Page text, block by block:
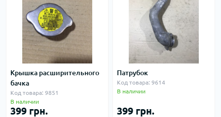
Крышка расширительного
бачка
Код товара: 9851
В наличии
399 грн.
Патрубок
Код товара: 9614
В наличии
399 грн.